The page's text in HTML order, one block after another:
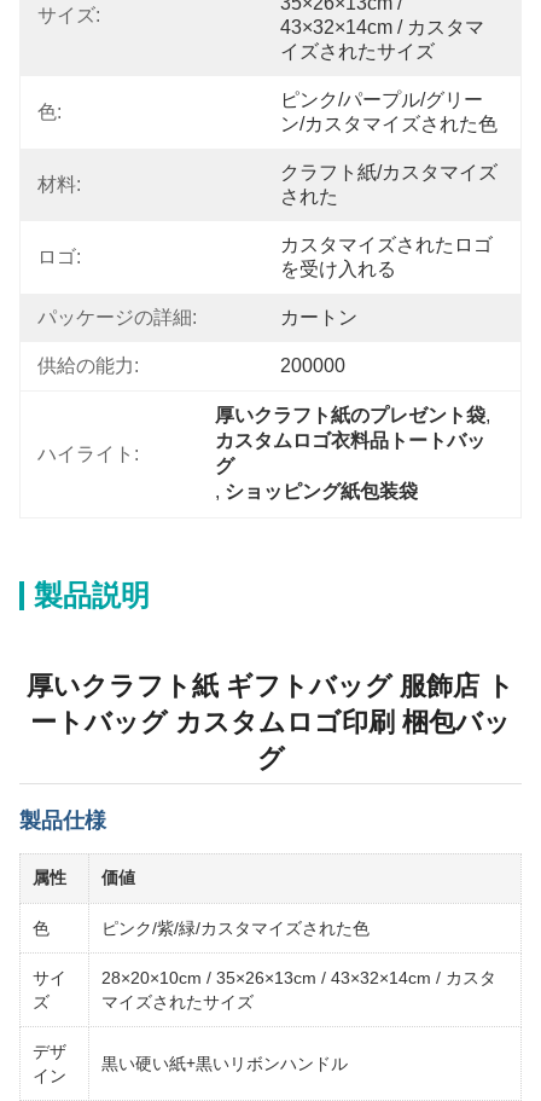
サイズ:
43×32×14cm / カスタマ
イズされたサイズ
色:
ピンク/パープル/グリー
ン/カスタマイズされた色
材料:
クラフト紙/カスタマイズ
された
ロゴ:
カスタマイズされたロゴ
を受け入れる
パッケージの詳細: カートン
供給の能力: 200000
ハイライト:
厚いクラフト紙のプレゼント袋,
カスタムロゴ衣料品トートバッ
グ
, ショッピング紙包装袋
製品説明
厚いクラフト紙 ギフトバッグ 服飾店 ト
ートバッグ カスタムロゴ印刷 梱包バッ
グ
製品仕様
属性 価値
色 ピンク/紫/緑/カスタマイズされた色
サイ
ズ
28×20×10cm / 35×26×13cm / 43×32×14cm / カスタ
マイズされたサイズ
デザ
イン
黒い硬い紙+黒いリボンハンドル